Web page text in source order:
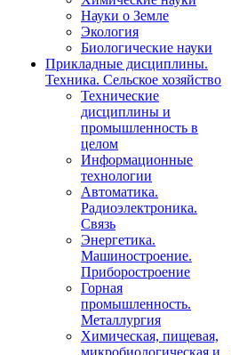
Науки о Земле
Экология
Биологические науки
Прикладные дисциплины.
Техника. Сельское хозяйство
Технические
дисциплины и
промышленность в
целом
Информационные
технологии
Автоматика.
Радиоэлектроника.
Связь
Энергетика.
Машиностроение.
Приборостроение
Горная
промышленность.
Металлургия
Химическая, пищевая,
микробиологическая и